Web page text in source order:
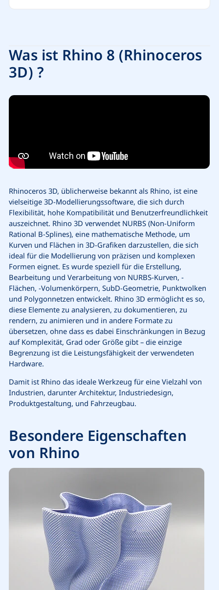
Was ist Rhino 8 (Rhinoceros
3D) ?
Rhinoceros 3D, üblicherweise bekannt als Rhino, ist eine
vielseitige 3D-Modellierungssoftware, die sich durch
Flexibilität, hohe Kompatibilität und Benutzerfreundlichkeit
auszeichnet. Rhino 3D verwendet NURBS (Non-Uniform
Rational B-Splines), eine mathematische Methode, um
Kurven und Flächen in 3D-Grafiken darzustellen, die sich
ideal für die Modellierung von präzisen und komplexen
Formen eignet. Es wurde speziell für die Erstellung,
Bearbeitung und Verarbeitung von NURBS-Kurven, -
Flächen, -Volumenkörpern, SubD-Geometrie, Punktwolken
und Polygonnetzen entwickelt. Rhino 3D ermöglicht es so,
diese Elemente zu analysieren, zu dokumentieren, zu
rendern, zu animieren und in andere Formate zu
übersetzen, ohne dass es dabei Einschränkungen in Bezug
auf Komplexität, Grad oder Größe gibt – die einzige
Begrenzung ist die Leistungsfähigkeit der verwendeten
Hardware.
Damit ist Rhino das ideale Werkzeug für eine Vielzahl von
Industrien, darunter Architektur, Industriedesign,
Produktgestaltung, und Fahrzeugbau.
Besondere Eigenschaften
von Rhino